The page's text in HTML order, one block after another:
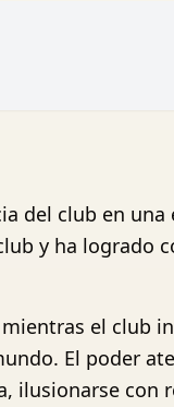
del club en una
y ha logrado
el club
El poder
ilusionarse con